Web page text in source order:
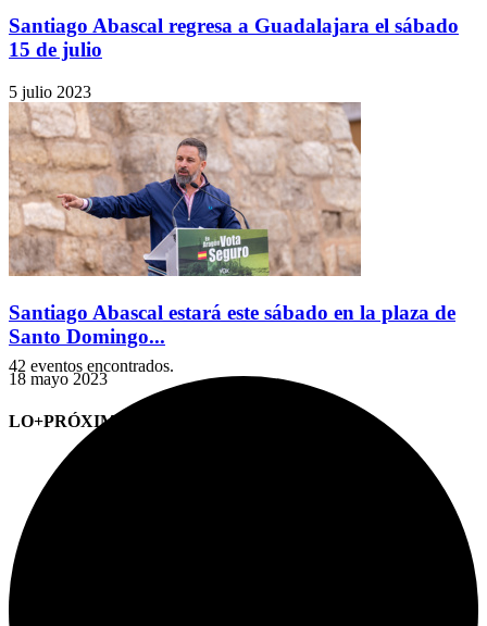
Santiago Abascal regresa a Guadalajara el sábado
15 de julio
5 julio 2023
Santiago Abascal estará este sábado en la plaza de
Santo Domingo...
18 mayo 2023
LO+PRÓXIMO (CITAS)
42 eventos encontrados.